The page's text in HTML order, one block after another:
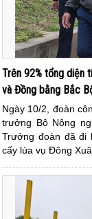
Trên 92% tổng diện
và Đồng bằng Bắc
Ngày 10/2, đoàn
trưởng Bộ Nông
Trưởng đoàn đã đi
cấy lúa vụ Đông